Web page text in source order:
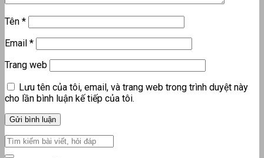
Tên *
Email *
Trang web
Lưu tên của tôi, email, và trang web trong trình duyệt này
cho lần bình luận kế tiếp của tôi.